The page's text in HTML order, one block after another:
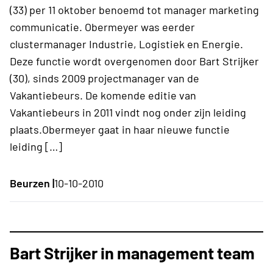
(33) per 11 oktober benoemd tot manager marketing
communicatie. Obermeyer was eerder
clustermanager Industrie, Logistiek en Energie.
Deze functie wordt overgenomen door Bart Strijker
(30), sinds 2009 projectmanager van de
Vakantiebeurs. De komende editie van
Vakantiebeurs in 2011 vindt nog onder zijn leiding
plaats.Obermeyer gaat in haar nieuwe functie
leiding […]
Beurzen |10-10-2010
Bart Strijker in management team